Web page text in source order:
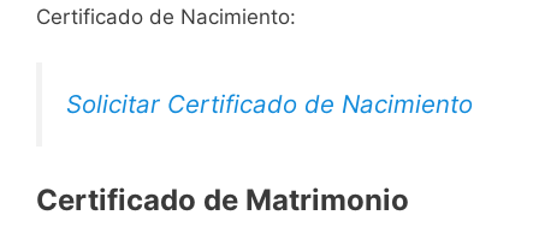
Certificado de Nacimiento:
Solicitar Certificado de Nacimiento
Certificado de Matrimonio